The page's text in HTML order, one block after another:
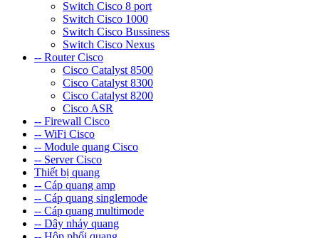
Switch Cisco 8 port
Switch Cisco 1000
Switch Cisco Bussiness
Switch Cisco Nexus
-- Router Cisco
Cisco Catalyst 8500
Cisco Catalyst 8300
Cisco Catalyst 8200
Cisco ASR
-- Firewall Cisco
-- WiFi Cisco
-- Module quang Cisco
-- Server Cisco
Thiết bị quang
-- Cáp quang amp
-- Cáp quang singlemode
-- Cáp quang multimode
-- Dây nhảy quang